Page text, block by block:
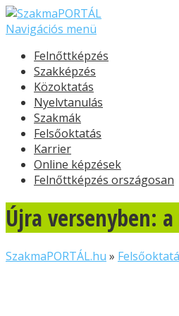
Navigációs menü
Felnőttképzés
Szakképzés
Közoktatás
Nyelvtanulás
Szakmák
Felsőoktatás
Karrier
Online képzések
Felnőttképzés országosan
Újra versenyben:
SzakmaPORTÁL.hu »